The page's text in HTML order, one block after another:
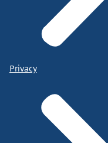
Privacy